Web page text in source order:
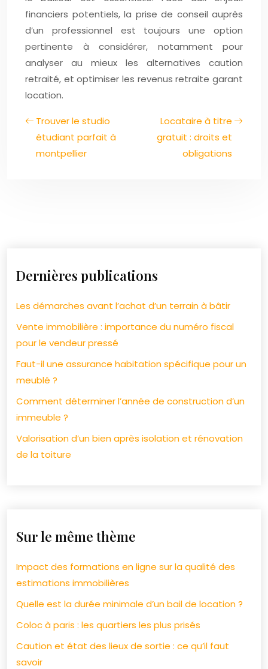
financiers potentiels, la prise de conseil auprès
d’un professionnel est toujours une option
pertinente à considérer, notamment pour
analyser au mieux les alternatives caution
retraité, et optimiser les revenus retraite garant
location.
Trouver le studio
étudiant parfait à
montpellier
Locataire à titre
gratuit : droits et
obligations
Dernières publications
Les démarches avant l’achat d’un terrain à bâtir
Vente immobilière : importance du numéro fiscal
pour le vendeur pressé
Faut-il une assurance habitation spécifique pour un
meublé ?
Comment déterminer l’année de construction d’un
immeuble ?
Valorisation d’un bien après isolation et rénovation
de la toiture
Sur le même thème
Impact des formations en ligne sur la qualité des
estimations immobilières
Quelle est la durée minimale d’un bail de location ?
Coloc à paris : les quartiers les plus prisés
Caution et état des lieux de sortie : ce qu’il faut
savoir